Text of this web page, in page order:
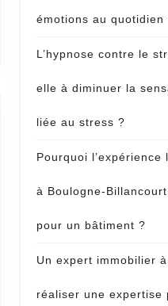
émotions au quotidien
L’hypnose contre le
elle à diminuer la
liée au stress ?
Pourquoi l’expérience
à Boulogne-
pour un bâtiment ?
Un expert immobilier
réaliser une expertise